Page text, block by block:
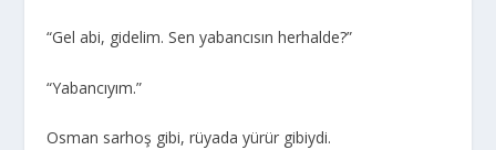
“Gel abi, gidelim. Sen yabancısın herhalde?”
“Yabancıyım.”
Osman sarhoş gibi, rüyada yürür gibiydi.